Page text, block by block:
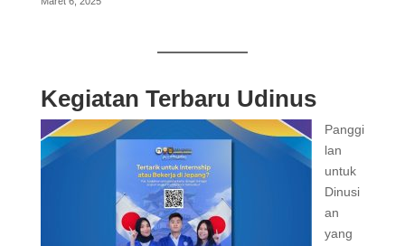
Kegiatan Terbaru Udinus
Panggi
lan
untuk
Dinusi
an
yang